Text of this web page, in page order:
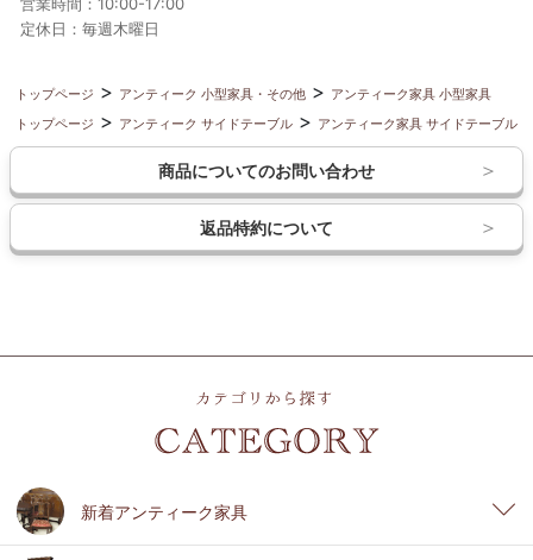
定休日：毎週木曜日
トップページ アンティーク 小型家具・その他
アンティーク家具 小型家具
トップページ
アンティーク サイドテーブル アンティーク家具 サイドテーブル
商品についてのお問い合わせ
返品特約について
新着アンティーク家具